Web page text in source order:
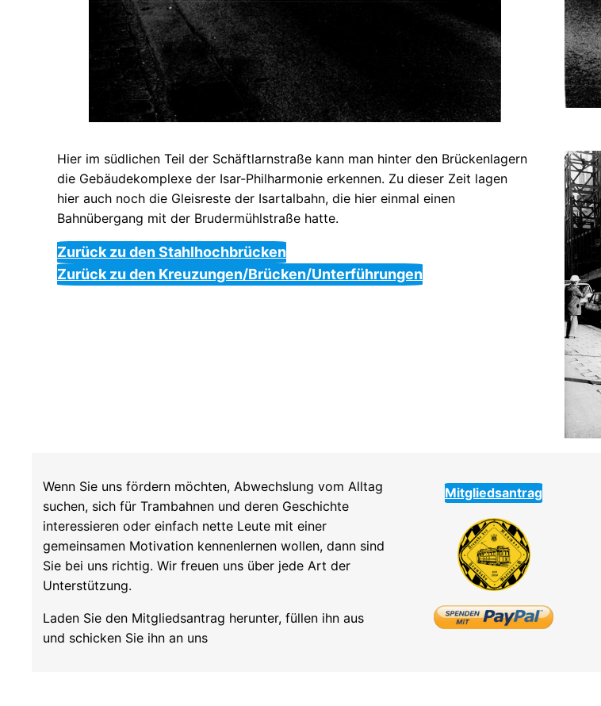
Hier im südlichen Teil der Schäftlarnstraße kann man hinter den Brückenlagern
die Gebäudekomplexe der Isar-Philharmonie erkennen. Zu dieser Zeit lagen
hier auch noch die Gleisreste der Isartalbahn, die hier einmal einen
Bahnübergang mit der Brudermühlstraße hatte.
Zurück zu den Stahlhochbrücken
Zurück zu den Kreuzungen/Brücken/Unterführungen
Wenn Sie uns fördern möchten, Abwechslung vom Alltag
suchen, sich für Trambahnen und deren Geschichte
interessieren oder einfach nette Leute mit einer
gemeinsamen Motivation kennenlernen wollen, dann sind
Sie bei uns richtig. Wir freuen uns über jede Art der
Unterstützung.
Laden Sie den Mitgliedsantrag herunter, füllen ihn aus
und schicken Sie ihn an uns
Mitgliedsantrag